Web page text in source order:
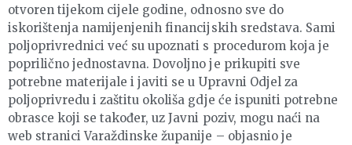
otvoren tijekom cijele godine, odnosno sve do
iskorištenja namijenjenih financijskih sredstava. Sami
poljoprivrednici već su upoznati s procedurom koja je
poprilično jednostavna. Dovoljno je prikupiti sve
potrebne materijale i javiti se u Upravni Odjel za
poljoprivredu i zaštitu okoliša gdje će ispuniti potrebne
obrasce koji se također, uz Javni poziv, mogu naći na
web stranici Varaždinske županije – objasnio je